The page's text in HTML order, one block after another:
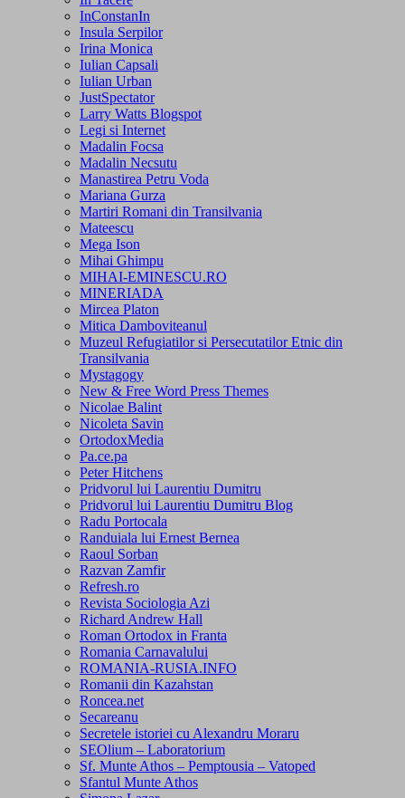
InConstanIn
Insula Serpilor
Irina Monica
Iulian Capsali
Iulian Urban
JustSpectator
Larry Watts Blogspot
Legi si Internet
Madalin Focsa
Madalin Necsutu
Manastirea Petru Voda
Mariana Gurza
Martiri Romani din Transilvania
Mateescu
Mega Ison
Mihai Ghimpu
MIHAI-EMINESCU.RO
MINERIADA
Mircea Platon
Mitica Damboviteanul
Muzeul Refugiatilor si Persecutatilor Etnic din
Transilvania
Mystagogy
New & Free Word Press Themes
Nicolae Balint
Nicoleta Savin
OrtodoxMedia
Pa.ce.pa
Peter Hitchens
Pridvorul lui Laurentiu Dumitru
Pridvorul lui Laurentiu Dumitru Blog
Radu Portocala
Randuiala lui Ernest Bernea
Raoul Sorban
Razvan Zamfir
Refresh.ro
Revista Sociologia Azi
Richard Andrew Hall
Roman Ortodox in Franta
Romania Carnavalului
ROMANIA-RUSIA.INFO
Romanii din Kazahstan
Roncea.net
Secareanu
Secretele istoriei cu Alexandru Moraru
SEOlium – Laboratorium
Sf. Munte Athos – Pemptousia – Vatoped
Sfantul Munte Athos